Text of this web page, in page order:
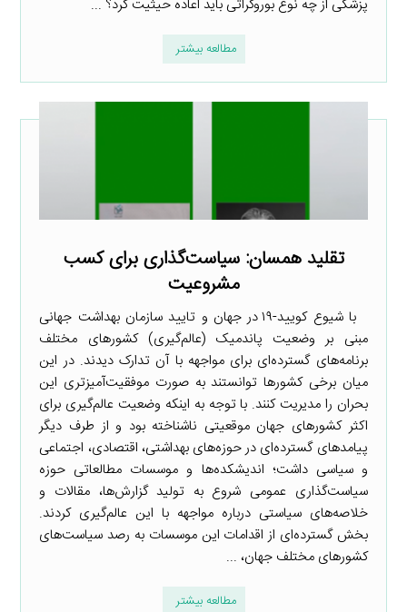
پزشکی از چه نوع بوروکراتی باید اعاده حیثیت کرد؟ ...
مطالعه بیشتر
تقلید همسان: سیاست‌گذاری برای کسب
مشروعیت
با شیوع کویید-۱۹ در جهان و تایید سازمان بهداشت جهانی
مبنی بر وضعیت پاندمیک (عالم‌گیری) کشورهای مختلف
برنامه‌های گسترده‌ای برای مواجهه با آن تدارک دیدند. در این
میان برخی کشورها توانستند به صورت موفقیت‌آمیزتری این
بحران را مدیریت کنند. با توجه به اینکه وضعیت عالم‌گیری برای
اکثر کشورهای جهان موقعیتی ناشناخته بود و از طرف دیگر
پیامدهای گسترده‌ای در حوزه‌های بهداشتی، اقتصادی، اجتماعی
و سیاسی داشت؛ اندیشکده‌ها و موسسات مطالعاتی حوزه
سیاست‌گذاری عمومی شروع به تولید گزارش‌ها، مقالات و
خلاصه‌های سیاستی درباره مواجهه با این عالم‌گیری کردند.
بخش گسترده‌ای از اقدامات این موسسات به رصد سیاست‌های
کشورهای مختلف جهان، ...
مطالعه بیشتر